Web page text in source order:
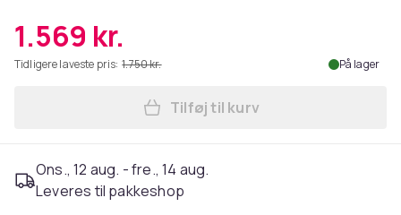
1.569 kr.
Tidligere laveste pris: 1.750 kr. På lager
Læg Massagemåtte med
Tilføj til kurv
Ons., 12 aug. - fre., 14 aug.
Leveres til pakkeshop